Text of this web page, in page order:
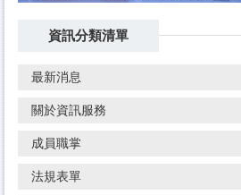
資訊分類清單
最新消息
關於資訊服務
成員職掌
法規表單